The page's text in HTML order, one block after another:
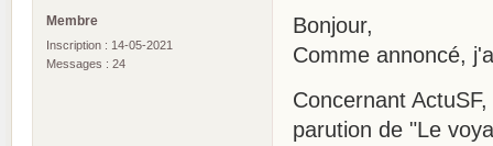
Membre
Inscription : 14-05-2021
Messages : 24
Bonjour,
Comme annoncé,
Concernant
parution de "Le